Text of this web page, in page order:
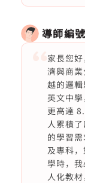
導師編
家長您
濟與商
越的邏
英文中
更高達
人累積
的學習
及專科
學時，
人化教